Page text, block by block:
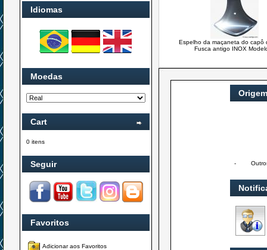
Idiomas
Moedas
Cart
0 itens
Seguir
Favoritos
Adicionar aos Favoritos
Espelho da maçaneta do capô
Fusca antigo INOX
Origem
-